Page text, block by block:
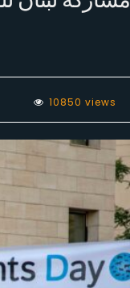
10850 views